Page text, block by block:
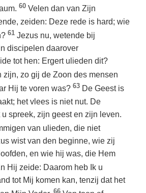
60 Velen dan van Zijn
zeiden: Deze rede is hard; wie
61 Jezus nu, wetende bij
discipelen daarover
tot hen: Ergert ulieden dit?
zijn, zo gij de Zoon des mensen
Hij te voren was? 63 De Geest is
het vlees is niet nut. De
spreek, zijn geest en zijn leven.
van ulieden, die niet
wist van den beginne, wie zij
en wie hij was, die Hem
Hij zeide: Daarom heb Ik u
tot Mij komen kan, tenzij dat het
66